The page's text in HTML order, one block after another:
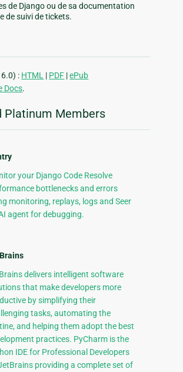
de Django ou de sa documentation
de suivi de tickets.
: HTML | PDF |ePub
Docs.
Platinum Members
your Django Code Resolve
bottlenecks and errors
monitoring, replays, logs and Seer
agent for debugging.
delivers intelligent software
that make developers more
by simplifying their
tasks, automating the
and helping them adopt the best
practices. PyCharm is the
IDE for Professional Developers
providing a complete set of